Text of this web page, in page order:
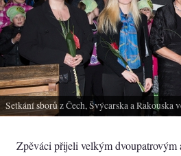
Setkání sborů z Čech, Švýcarska a Rakouska
Zpěváci přijeli velkým dvoupatrovým